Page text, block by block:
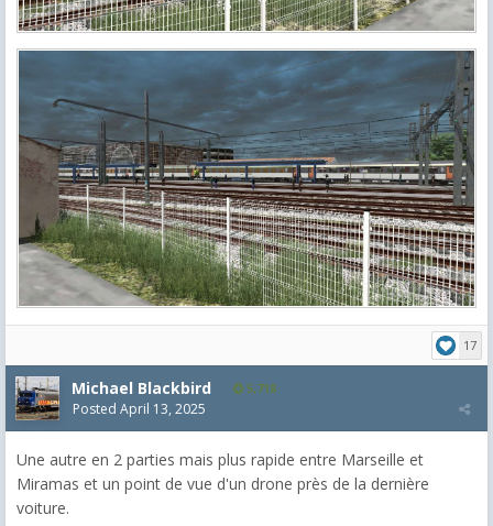
17
Michael Blackbird 5,718
Posted April 13, 2025
Une autre en 2 parties mais plus rapide entre Marseille et
Miramas et un point de vue d'un drone près de la dernière
voiture.